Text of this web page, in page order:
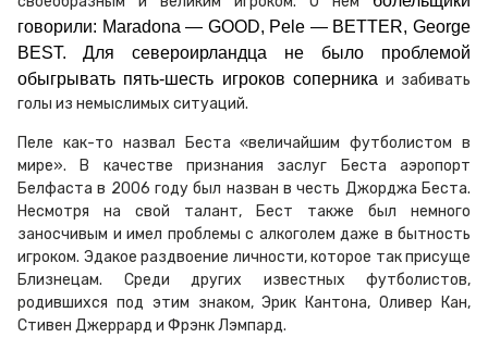
говорили: Maradona — GOOD, Pele — BETTER, George
BEST.
Для североирландца не было проблемой
обыгрывать пять-шесть игроков соперника и забивать
голы из немыслимых ситуаций.
Пеле как-то назвал Беста «величайшим футболистом в
мире». В качестве признания заслуг Беста аэропорт
Белфаста в 2006 году был назван в честь Джорджа Беста.
Несмотря на свой талант, Бест также был немного
заносчивым и имел проблемы с алкоголем даже в бытность
игроком. Эдакое раздвоение личности, которое так присуще
Близнецам. Среди других известных футболистов,
родившихся под этим знаком, Эрик Кантона, Оливер Кан,
Стивен Джеррард и Фрэнк Лэмпард.